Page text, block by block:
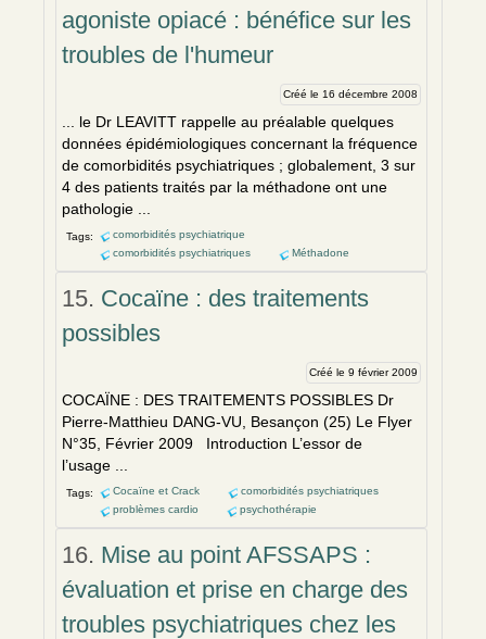
agoniste opiacé : bénéfice sur les
troubles de l'humeur
Créé le 16 décembre 2008
... le Dr LEAVITT rappelle au préalable quelques
données épidémiologiques concernant la fréquence
de comorbidités psychiatriques ; globalement, 3 sur
4 des patients traités par la méthadone ont une
pathologie ...
Tags:
comorbidités psychiatrique
comorbidités psychiatriques
Méthadone
15. Cocaïne : des traitements
possibles
Créé le 9 février 2009
COCAÏNE : DES TRAITEMENTS POSSIBLES Dr
Pierre-Matthieu DANG-VU, Besançon (25) Le Flyer
N°35, Février 2009 Introduction L’essor de
l’usage ...
Tags: Cocaïne et Crack
comorbidités psychiatriques
problèmes cardio
psychothérapie
16. Mise au point AFSSAPS :
évaluation et prise en charge des
troubles psychiatriques chez les